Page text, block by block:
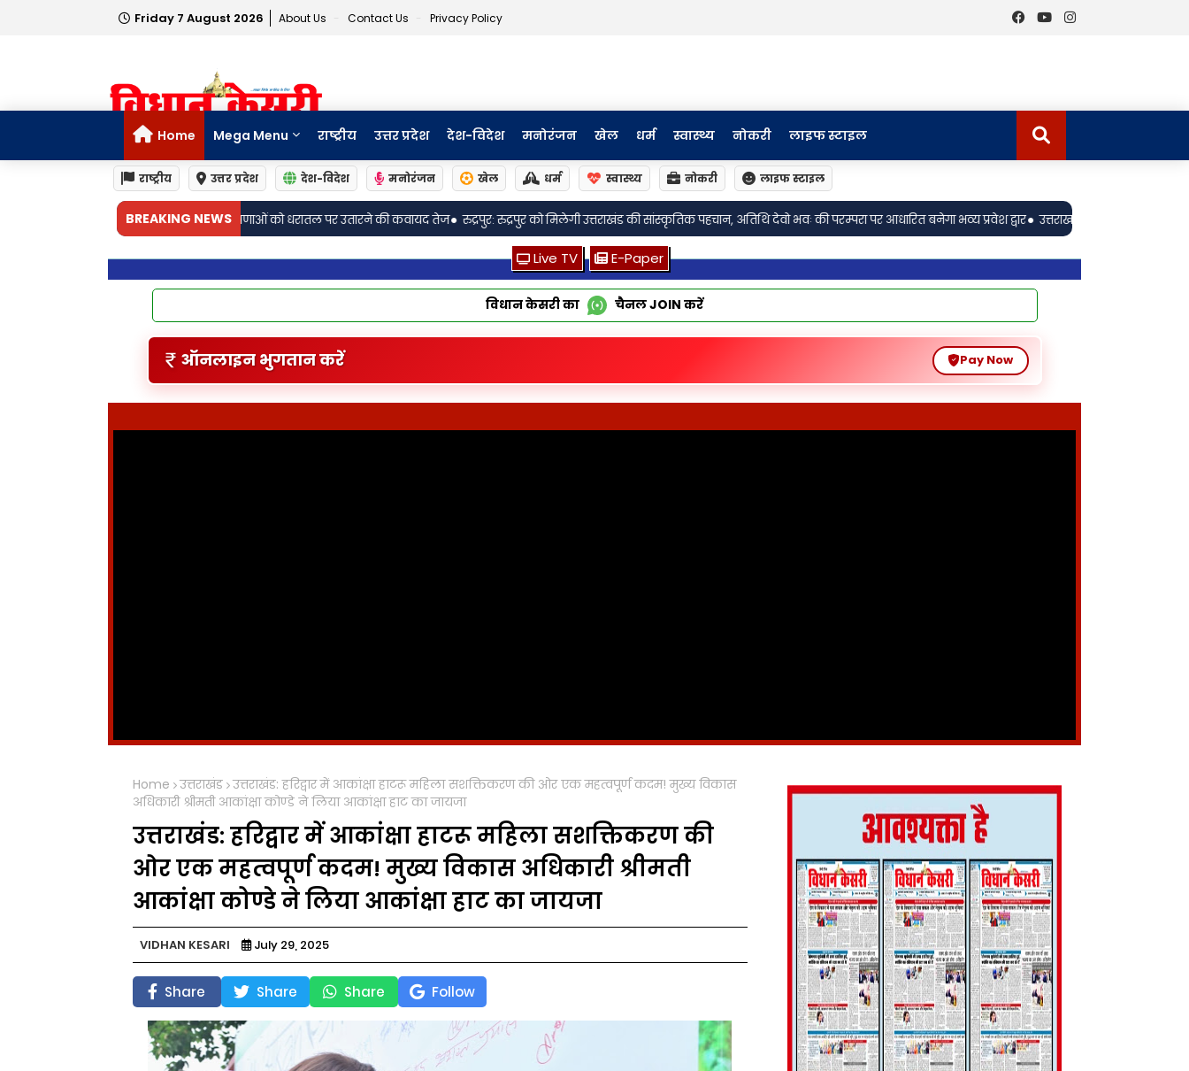
Friday 7 August 2026 About Us Contact Us Privacy Policy
Home Mega Menu राष्ट्रीय उत्तर प्रदेश देश-विदेश मनोरंजन खेल धर्म स्वास्थ्य नोकरी लाइफ स्टाइल
राष्ट्रीय उत्तर प्रदेश देश-विदेश मनोरंजन खेल धर्म स्वास्थ्य नोकरी लाइफ स्टाइल
BREAKING NEWS
को धरातल पर उतारने की कवायद तेज• रुद्रपुर: रुद्रपुर को मिलेगी उत्तराखंड की सांस्कृतिक पहचान, अतिथि देवो भवः की परम्परा पर आधारित बनेगा भव्य प्रवेश द्वार• उत्तराखड: राष्ट्रीय हथकरघा दिवस पर बुनकरों एवं शिल्पकारों को किया गया
Live TV E-Paper
विधान केसरी का चैनलJOIN करें
ऑनलाइन भुगतान करें Pay Now
Home उत्तराखंड उत्तराखंड: हरिद्वार में आकांक्षा हाटरू महिला सशक्तिकरण की ओर एक महत्वपूर्ण कदम! मुख्य विकास
अधिकारी श्रीमती आकांक्षा कोण्डे ने लिया आकांक्षा हाट का जायजा
उत्तराखंड: हरिद्वार में आकांक्षा हाटरू महिला सशक्तिकरण की
ओर एक महत्वपूर्ण कदम! मुख्य विकास अधिकारी श्रीमती
आकांक्षा कोण्डे ने लिया आकांक्षा हाट का जायजा
VIDHAN KESARI July 29, 2025
Share Share Share Follow